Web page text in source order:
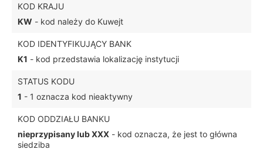
KOD KRAJU
KW - kod należy do Kuwejt
KOD IDENTYFIKUJĄCY BANK
K1 - kod przedstawia lokalizację instytucji
STATUS KODU
1 - 1 oznacza kod nieaktywny
KOD ODDZIAŁU BANKU
nieprzypisany lub XXX - kod oznacza, że jest to główna
siedziba